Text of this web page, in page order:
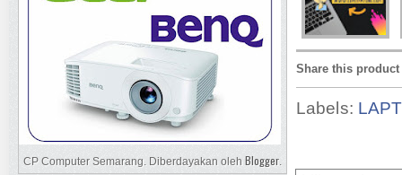
Share this product
Labels:
CP Computer Semarang. Diberdayakan oleh Blogger.